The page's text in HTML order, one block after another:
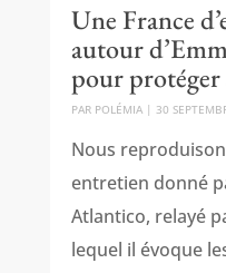
Une France
autour
pour protéger
PAR POLÉMIA| 30
Nous
entretien donné
Atlantico, relayé
lequel il évoque